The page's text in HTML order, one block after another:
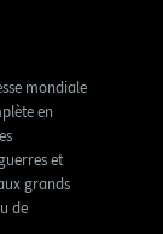
mondiale
en
et
grands
de